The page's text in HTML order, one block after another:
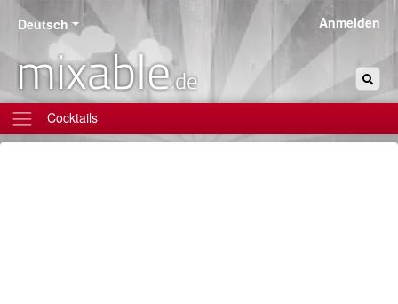
Deutsch
mixable.de
Anmelden
Cocktails